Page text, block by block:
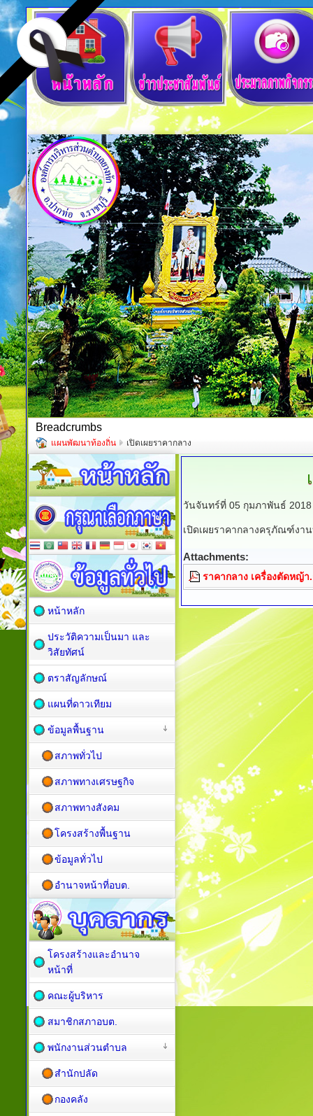
Breadcrumbs
แผนพัฒนาท้องถิ่น เปิดเผยราคากลาง
วันจันทร์ที่ 05 กุมภาพันธ์
เปิดเผยราคากลางครุภัณฑ์งา
Attachments:
ราคากลาง เครื่องตัดหญ้า
หน้าหลัก
ประวัติความเป็นมา และ
วิสัยทัศน์
ตราสัญลักษณ์
แผนที่ดาวเทียม
ข้อมูลพื้นฐาน
สภาพทั่วไป
สภาพทางเศรษฐกิจ
สภาพทางสังคม
โครงสร้างพื้นฐาน
ข้อมูลทั่วไป
อำนาจหน้าที่อบต.
โครงสร้างและอำนาจ
หน้าที่
คณะผู้บริหาร
สมาชิกสภาอบต.
พนักงานส่วนตำบล
สำนักปลัด
กองคลัง